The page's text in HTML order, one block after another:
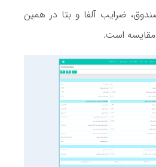
ضرایب آلفا و بتا در همین
است.